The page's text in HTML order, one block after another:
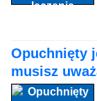
Opuchnięty
musisz